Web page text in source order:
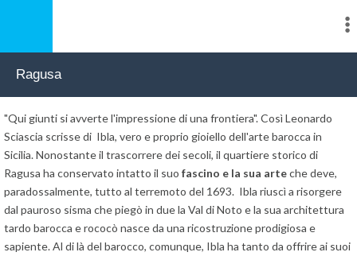
Ragusa
"Qui giunti si avverte l'impressione di una frontiera". Così Leonardo
Sciascia scrisse di Ibla, vero e proprio gioiello dell'arte barocca in
Sicilia. Nonostante il trascorrere dei secoli, il quartiere storico di
Ragusa ha conservato intatto il suo fascino e la sua arteche deve,
paradossalmente, tutto al terremoto del 1693. Ibla riuscì a risorgere
dal pauroso sisma che piegò in due la Val di Noto e la sua architettura
tardo barocca e rococò nasce da una ricostruzione prodigiosa e
sapiente. Al di là del barocco, comunque, Ibla ha tanto da offrire ai suoi